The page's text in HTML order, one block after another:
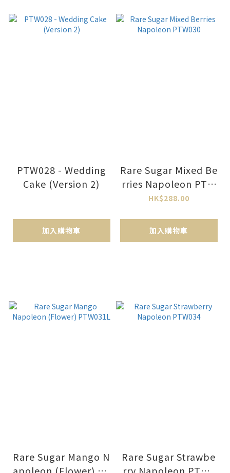
PTW028 - Wedding
Cake (Version 2)
加入購物車
Rare Sugar Mixed Be
rries Napoleon PTW
030
HK$288.00
加入購物車
Rare Sugar Mango N
Rare Sugar Strawbe